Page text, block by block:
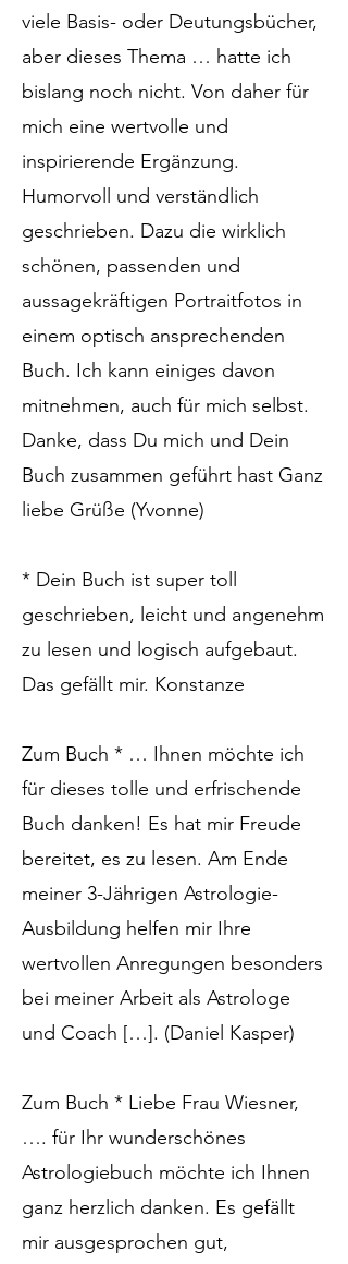
viele Basis- oder Deutungsbücher,
aber dieses Thema … hatte ich
bislang noch nicht. Von daher für
mich eine wertvolle und
inspirierende Ergänzung.
Humorvoll und verständlich
geschrieben. Dazu die wirklich
schönen, passenden und
aussagekräftigen Portraitfotos in
einem optisch ansprechenden
Buch. Ich kann einiges davon
mitnehmen, auch für mich selbst.
Danke, dass Du mich und Dein
Buch zusammen geführt hast Ganz
liebe Grüße (Yvonne)
* Dein Buch ist super toll
geschrieben, leicht und angenehm
zu lesen und logisch aufgebaut.
Das gefällt mir. Konstanze
Zum Buch * … Ihnen möchte ich
für dieses tolle und erfrischende
Buch danken! Es hat mir Freude
bereitet, es zu lesen. Am Ende
meiner 3-Jährigen Astrologie-
Ausbildung helfen mir Ihre
wertvollen Anregungen besonders
bei meiner Arbeit als Astrologe
und Coach […]. (Daniel Kasper)
Zum Buch * Liebe Frau Wiesner,
…. für Ihr wunderschönes
Astrologiebuch möchte ich Ihnen
ganz herzlich danken. Es gefällt
mir ausgesprochen gut,